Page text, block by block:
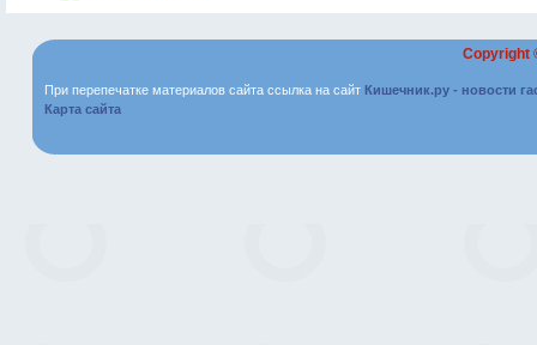
Copyright
При перепечатке материалов сайта ссылка на сайт Кишечник.ру - новости
Карта сайта